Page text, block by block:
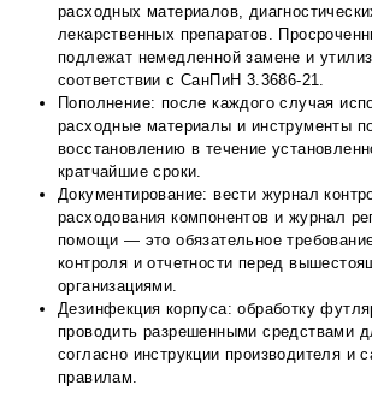
расходных материалов,
лекарственных препаратов.
подлежат немедленной замене и
соответствии с СанПиН 3.3686-21.
Пополнение: после каждого случая
расходные материалы и инструменты
восстановлению в течение
кратчайшие сроки.
Документирование: вести журнал
расходования компонентов и журнал
помощи — это обязательное
контроля и отчетности перед
организациями.
Дезинфекция корпуса: обработку
проводить разрешенными средствами
согласно инструкции производителя и
правилам.